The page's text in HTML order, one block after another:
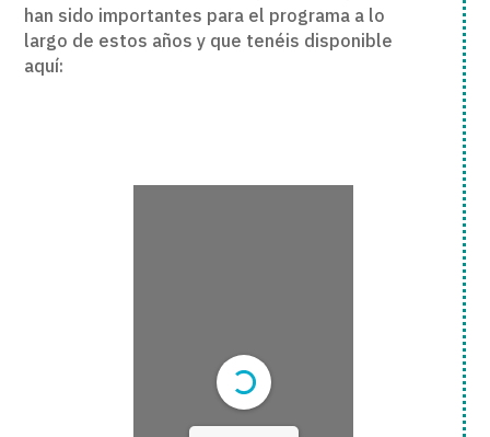
han sido importantes para el programa a lo
largo de estos años y que tenéis disponible
aquí: